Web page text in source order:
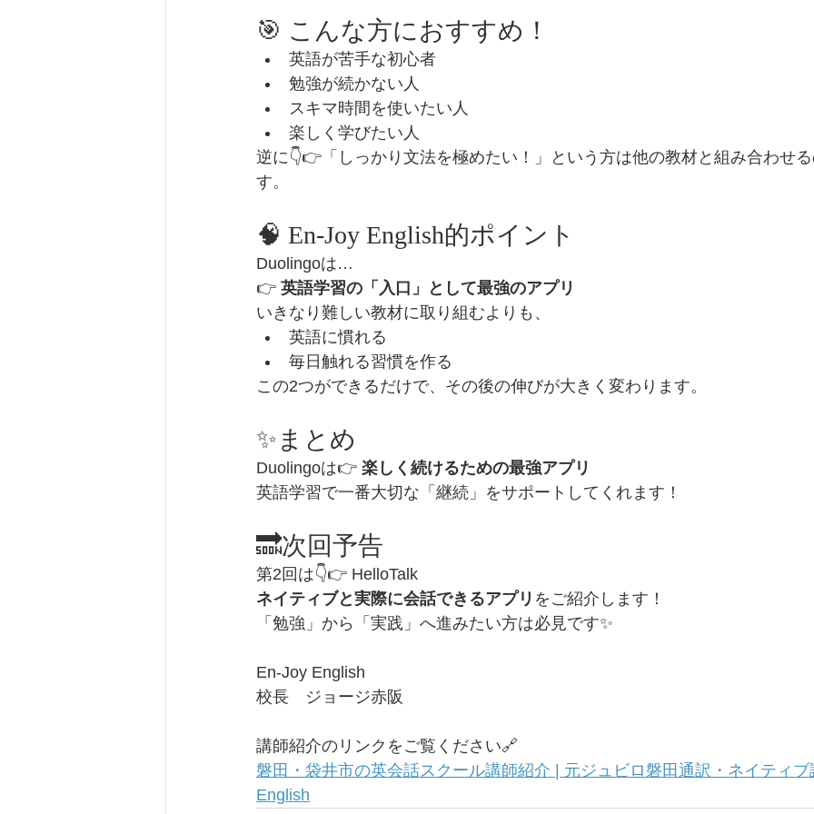
🎯 こんな方におすすめ！
英語が苦手な初心者
勉強が続かない人
スキマ時間を使いたい人
楽しく学びたい人
逆に👇👉「しっかり文法を極めたい！」という方は他の教材と組み合わせ
す。
🧠 En-Joy English的ポイント
Duolingoは…
👉 英語学習の「入口」として最強のアプリ
いきなり難しい教材に取り組むよりも、
英語に慣れる
毎日触れる習慣を作る
この2つができるだけで、その後の伸びが大きく変わります。
✨まとめ
Duolingoは👉 楽しく続けるための最強アプリ
英語学習で一番大切な「継続」をサポートしてくれます！
🔜次回予告
第2回は👇👉 HelloTalk
ネイティブと実際に会話できるアプリ をご紹介します！
「勉強」から「実践」へ進みたい方は必見です✨
En-Joy English
校長　ジョージ赤阪
講師紹介のリンクをご覧ください🔗
磐田・袋井市の英会話スクール講師紹介 | 元ジュビロ磐田通訳・ネイティ
English